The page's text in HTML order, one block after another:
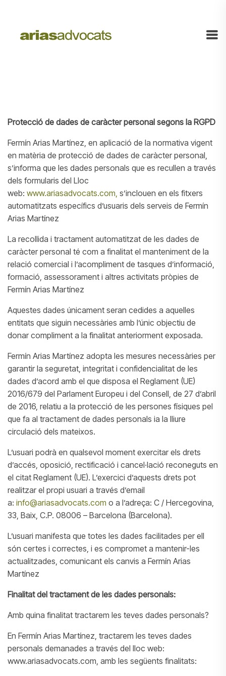
Protecció de dades de caràcter personal segons la RGPD
Fermín Arias Martínez, en aplicació de la normativa vigent
en matèria de protecció de dades de caràcter personal,
s’informa que les dades personals que es recullen a través
dels formularis del Lloc
web: www.ariasadvocats.com, s’inclouen en els fitxers
automatitzats específics d’usuaris dels serveis de Fermín
Arias Martínez
La recollida i tractament automatitzat de les dades de
caràcter personal té com a finalitat el manteniment de la
relació comercial i l’acompliment de tasques d’informació,
formació, assessorament i altres activitats pròpies de
Fermín Arias Martínez
Aquestes dades únicament seran cedides a aquelles
entitats que siguin necessàries amb l’únic objectiu de
donar compliment a la finalitat anteriorment exposada.
Fermín Arias Martínez adopta les mesures necessàries per
garantir la seguretat, integritat i confidencialitat de les
dades d’acord amb el que disposa el Reglament (UE)
2016/679 del Parlament Europeu i del Consell, de 27 d’abril
de 2016, relatiu a la protecció de les persones físiques pel
que fa al tractament de dades personals ia la lliure
circulació dels mateixos.
L’usuari podrà en qualsevol moment exercitar els drets
d’accés, oposició, rectificació i cancel·lació reconeguts en
el citat Reglament (UE). L’exercici d’aquests drets pot
realitzar el propi usuari a través d’email
a: info@ariasadvocats.com o a l’adreça: C / Hercegovina,
33, Baix, C.P. 08006 – Barcelona (Barcelona).
L’usuari manifesta que totes les dades facilitades per ell
són certes i correctes, i es compromet a mantenir-les
actualitzades, comunicant els canvis a Fermín Arias
Martínez
Finalitat del tractament de les dades personals:
Amb quina finalitat tractarem les teves dades personals?
En Fermín Arias Martínez, tractarem les teves dades
personals demanades a través del lloc web:
www.ariasadvocats.com, amb les següents finalitats: